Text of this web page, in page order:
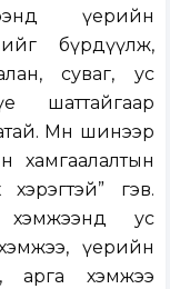
үерийн
бүрдүүлж,
суваг, ус
шаттайгаар
Мөн шинээр
хамгаалалтын
гэв.
хэмжээнд ус
үерийн
арга хэмжээ